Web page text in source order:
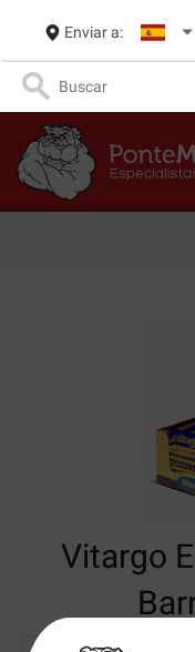
Enviar a:
Vitargo